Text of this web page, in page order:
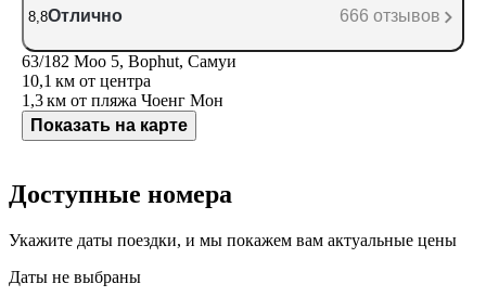
8,8Отлично 666 отзывов
63/182 Moo 5, Bophut, Самуи
10,1 км от центра
1,3 км от пляжа Чоенг Мон
Показать на карте
Доступные номера
Укажите даты поездки, и мы покажем вам актуальные цены
Даты не выбраны